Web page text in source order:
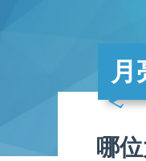
月
哪